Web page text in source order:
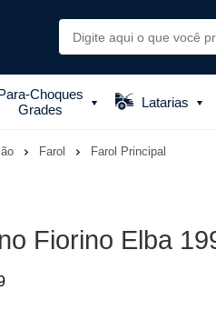
Choques
Grades
Latarias
Farol Farol Principal
Fiorino Elba